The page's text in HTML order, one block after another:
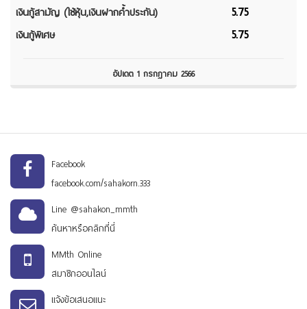
เงินกู้สามัญ (ใช้หุ้น,เงินฝากค้ำประกัน) 5.75
เงินกู้พิเศษ 5.75
อัปเดต 1 กรกฎาคม 2566
Facebook
facebook.com/sahakorn.333
Line @sahakon_mmth
ค้นหาหรือคลิกที่นี่
MMth Online
สมาชิกออนไลน์
แจ้งข้อเสนอแนะ